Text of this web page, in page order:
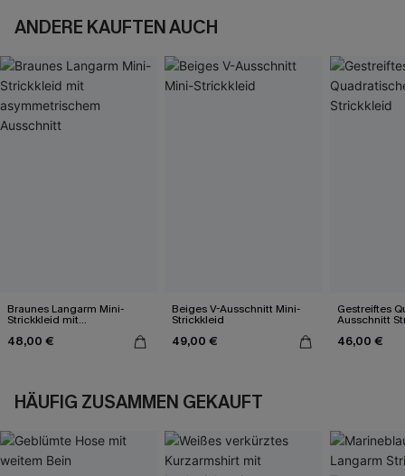
ANDERE KAUFTEN AUCH
Braunes Langarm Mini-
Strickkleid mit
Ausschnitt
48,00 €
Beiges V-Ausschnitt Mini-
Strickkleid
49,00 €
Gestreiftes
Ausschnitt
46,00 €
HÄUFIG ZUSAMMEN GEKAUFT